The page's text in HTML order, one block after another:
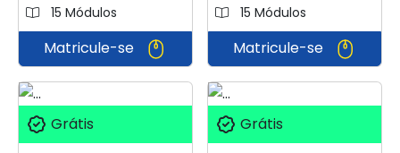
15 Módulos
Matricule-se
15 Módulos
Matricule-se
Grátis Grátis